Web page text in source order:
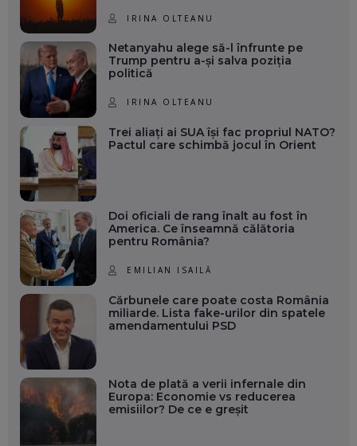
IRINA OLTEANU
Netanyahu alege să-l înfrunte pe
Trump pentru a-și salva poziția
politică
IRINA OLTEANU
Trei aliați ai SUA își fac propriul NATO?
Pactul care schimbă jocul în Orient
Doi oficiali de rang înalt au fost în
America. Ce înseamnă călătoria
pentru România?
EMILIAN ISAILĂ
Cărbunele care poate costa România
miliarde. Lista fake-urilor din spatele
amendamentului PSD
Nota de plată a verii infernale din
Europa: Economie vs reducerea
emisiilor? De ce e greșit